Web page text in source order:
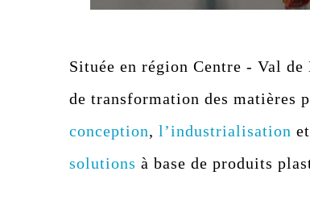
Située en région Centre - Val
de transformation des matières
conception, l’industrialisation
solutions à base de produits